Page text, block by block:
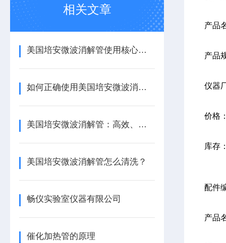
相关文章
美国培安微波消解管使用核心注意事项
如何正确使用美国培安微波消解管进行样品消解？
美国培安微波消解管：高效、安全且环保的样品前处理解决方案
美国培安微波消解管怎么清洗？
畅仪实验室仪器有限公司
催化加热管的原理
产品
产品
仪器
价格
库存
配件
产品